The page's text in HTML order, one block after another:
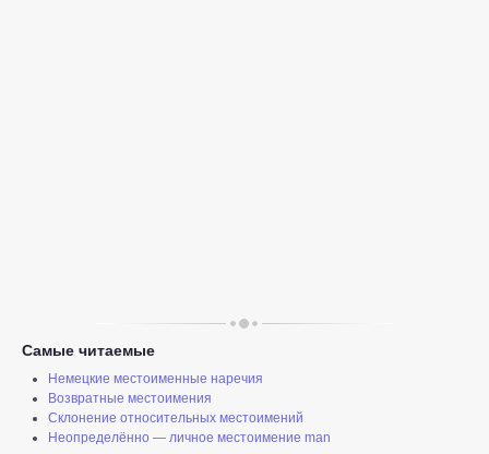
Самые читаемые
Немецкие местоименные наречия
Возвратные местоимения
Склонение относительных местоимений
Неопределённо — личное местоимение man